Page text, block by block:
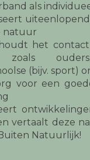
als
natuur
het
zoals
(bijv. sport)
voor een
vertaalt deze
Natuurlijk!